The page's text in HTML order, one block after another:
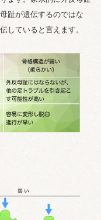
趾が遺伝するのではな
していると言えます。